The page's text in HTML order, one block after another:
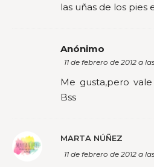
las uñas de los pies
Anónimo
11 de febrero de 2012 a
Me gusta,pero
Bss
MARTA NÚÑEZ
11 de febrero de 2012 a las